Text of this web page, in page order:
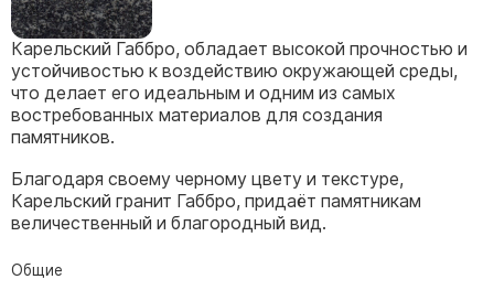
Памятники двойные
Памятники женщине
Памятники маме
Памятники девушке
Памятники дочери
Карельский Габбро, обладает высокой прочностью и
устойчивостью к воздействию окружающей среды,
что делает его идеальным и одним из самых
востребованных материалов для создания
памятников.
Благодаря своему черному цвету и текстуре,
Карельский гранит Габбро, придаёт памятникам
величественный и благородный вид.
Общие